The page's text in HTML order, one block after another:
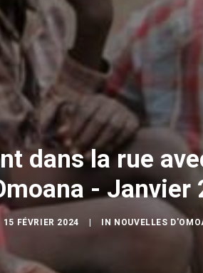
dans la rue
- Janvier
15 FÉVRIER 2024 IN NOUVELLES